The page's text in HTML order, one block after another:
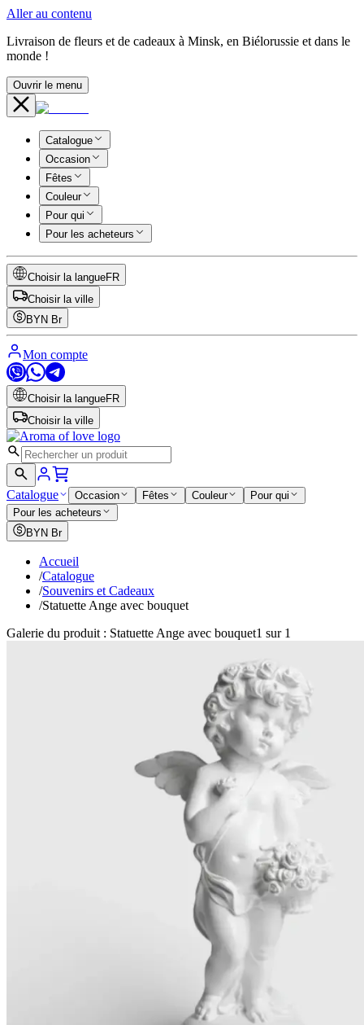
Aller au contenu
Livraison de fleurs et de cadeaux à Minsk, en Biélorussie et dans le
monde !
Ouvrir le menu
Catalogue
Occasion
Fêtes
Couleur
Pour qui
Pour les acheteurs
Choisir la langueFR
Choisir la ville
BYN Br
Mon compte
Choisir la langueFR
Choisir la ville
Catalogue Occasion Fêtes Couleur
Pour qui
Pour les acheteurs
BYN Br
Accueil
/Catalogue
/Souvenirs et Cadeaux
/Statuette Ange avec bouquet
Galerie du produit : Statuette Ange avec bouquet1 sur 1